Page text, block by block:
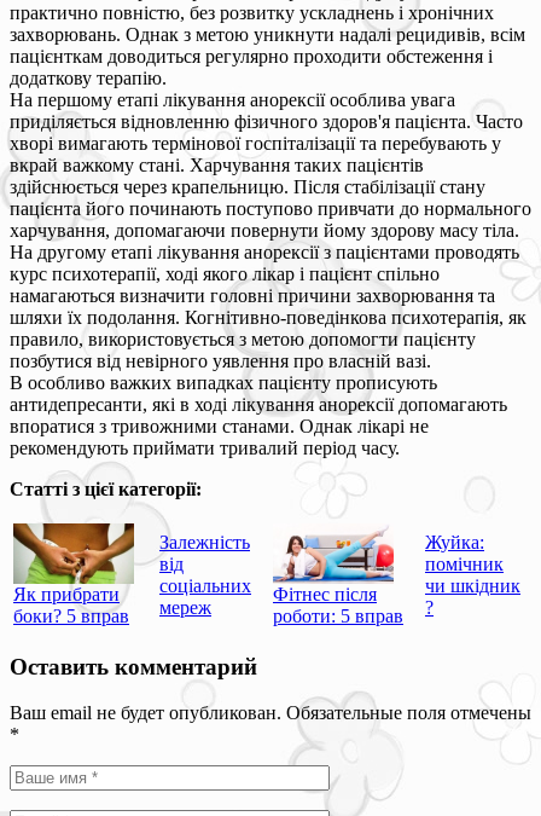
практично повністю, без розвитку ускладнень і хронічних
захворювань. Однак з метою уникнути надалі рецидивів, всім
пацієнткам доводиться регулярно проходити обстеження і
додаткову терапію.
На першому етапі лікування анорексії особлива увага
приділяється відновленню фізичного здоров'я пацієнта. Часто
хворі вимагають термінової госпіталізації та перебувають у
вкрай важкому стані. Харчування таких пацієнтів
здійснюється через крапельницю. Після стабілізації стану
пацієнта його починають поступово привчати до нормального
харчування, допомагаючи повернути йому здорову масу тіла.
На другому етапі лікування анорексії з пацієнтами проводять
курс психотерапії, ході якого лікар і пацієнт спільно
намагаються визначити головні причини захворювання та
шляхи їх подолання. Когнітивно-поведінкова психотерапія, як
правило, використовується з метою допомогти пацієнту
позбутися від невірного уявлення про власній вазі.
В особливо важких випадках пацієнту прописують
антидепресанти, які в ході лікування анорексії допомагають
впоратися з тривожними станами. Однак лікарі не
рекомендують приймати тривалий період часу.
Статті з цієї категорії:
Як прибрати
боки? 5 вправ
Залежність
від
соціальних
мереж
Фітнес після
роботи: 5 вправ
Жуйка:
помічник
чи шкідник
?
Оставить комментарий
Ваш email не будет опубликован. Обязательные поля отмечены
*